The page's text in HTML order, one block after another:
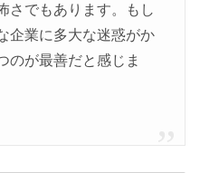
さでもあります。もし
企業に多大な迷惑がか
のが最善だと感じま